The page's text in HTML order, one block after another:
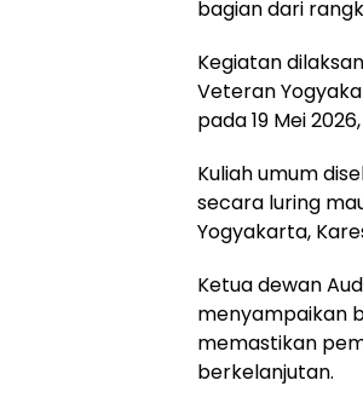
bagian dari
Kegiatan
Veteran
pada 19 Mei
Kuliah umum
secara luring
Yogyakarta,
Ketua dewan
menyampaikan
memastikan
berkelanjutan.